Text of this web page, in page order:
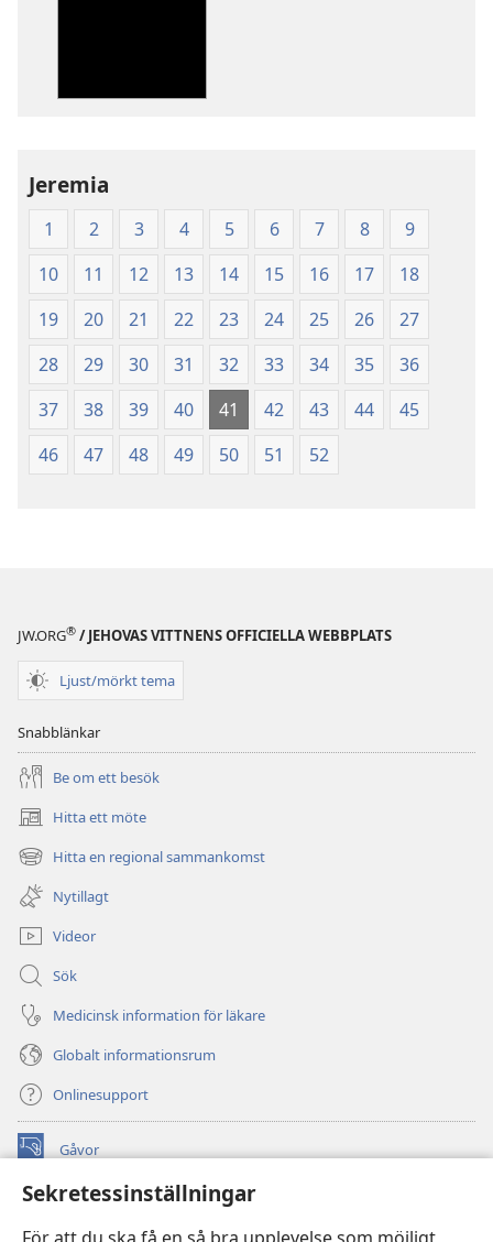
Sekretessinställningar
heliga
skrift
(2003)
heliga
skrift
(2003)
Jeremia
1 2 3 4 5 6 7 8
9
10
11 12 13 14 15 16 17
18
19
20 21 22 23 24 25 26
27
28
29 30 31 32 33 34 35
36
37
38 39 40 41 42 43 44
45
46
47 48 49 50 51 52
JW.ORG® / JEHOVAS VITTNENS OFFICIELLA WEBBPLATS
Ljust/mörkt tema
Snabblänkar
Be om ett besök
Hitta ett möte
(öppnar
nytt
fönster)
Hitta en regional sammankomst
(öppnar
nytt
fönster)
Nytillagt
Videor
Sök
Medicinsk information för läkare
Globalt informationsrum
Onlinesupport
Gåvor
(öppnar
fönster) Watchtower ONLINE LIBRARY™